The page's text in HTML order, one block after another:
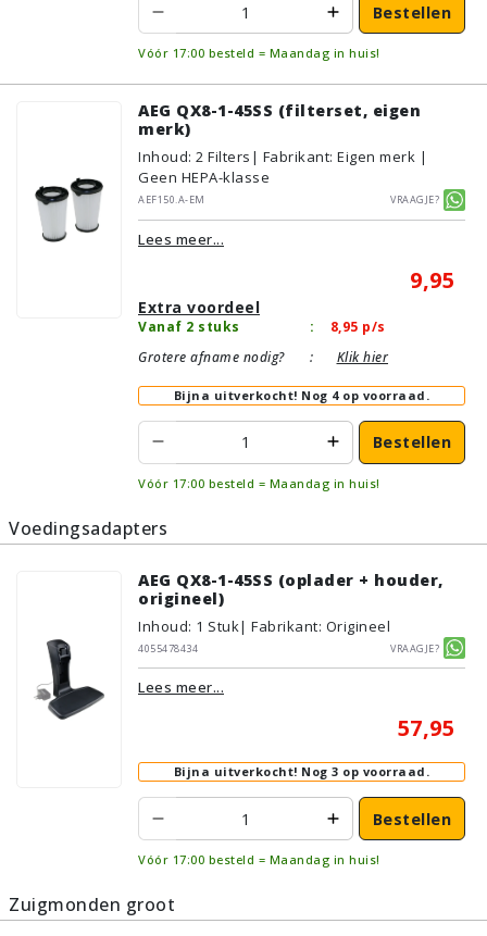
Bestellen
Vóór 17:00 besteld = Maandag in huis!
AEG QX8-1-45SS (filterset, eigen
merk)
Inhoud: 2 Filters | Fabrikant: Eigen merk |
Geen HEPA-klasse
AEF150.A-EM
Vraagje?
Lees meer...
9,95
Extra voordeel
Vanaf 2 stuks : 8,95 p/s
Grotere afname nodig?
: Klik hier
Bijna uitverkocht! Nog 4 op voorraad.
Bestellen
Vóór 17:00 besteld = Maandag in huis!
Voedingsadapters
AEG QX8-1-45SS (oplader + houder,
origineel)
Inhoud: 1 Stuk| Fabrikant: Origineel
4055478434
Vraagje?
Lees meer...
57,95
Bijna uitverkocht! Nog 3 op voorraad.
Bestellen
Vóór 17:00 besteld = Maandag in huis!
Zuigmonden groot